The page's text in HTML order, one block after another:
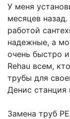
У меня
месяцев
работой
надежные, а
очень быстро
Rehau всем,
трубы для
Денис
Замена труб